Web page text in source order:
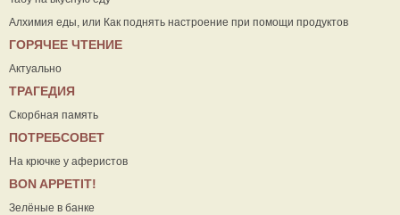
Алхимия еды, или Как поднять настроение при помощи продуктов
ГОРЯЧЕЕ ЧТЕНИЕ
Актуально
ТРАГЕДИЯ
Скорбная память
ПОТРЕБСОВЕТ
На крючке у аферистов
ВON APPETIT!
Зелёные в банке